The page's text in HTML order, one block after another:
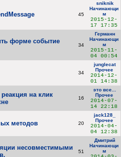
45
sniknik
Начинающи
м
2015-12-
17 17:35
форме событие
34
Германн
Начинающи
м
2015-11-
04 00:54
34
junglecat
Прочее
2014-12-
01 14:38
на клик
16
это все...
Прочее
2014-07-
14 22:18
методов 20
jack128_
Прочее
2014-04-
04 12:38
несовместимыми
51
Дмитрий
Начинающи
м